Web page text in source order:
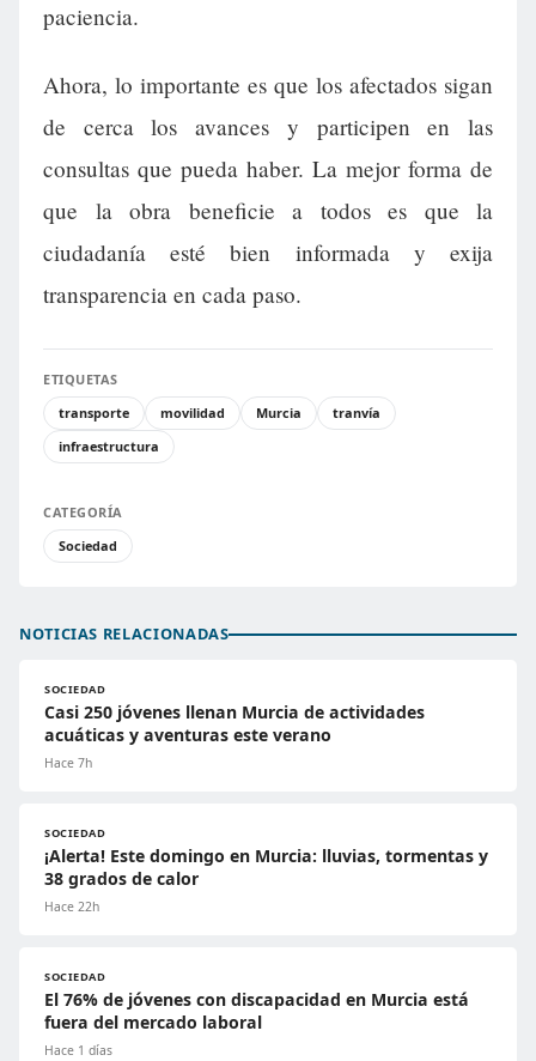
paciencia.
Ahora, lo importante es que los afectados sigan
de cerca los avances y participen en las
consultas que pueda haber. La mejor forma de
que la obra beneficie a todos es que la
ciudadanía esté bien informada y exija
transparencia en cada paso.
ETIQUETAS
transporte
movilidad Murcia
tranvía
infraestructura
CATEGORÍA
Sociedad
NOTICIAS RELACIONADAS
SOCIEDAD
Casi 250 jóvenes llenan Murcia de actividades
acuáticas y aventuras este verano
Hace 7h
SOCIEDAD
¡Alerta! Este domingo en Murcia: lluvias, tormentas y
38 grados de calor
Hace 22h
SOCIEDAD
El 76% de jóvenes con discapacidad en Murcia está
fuera del mercado laboral
Hace 1 días